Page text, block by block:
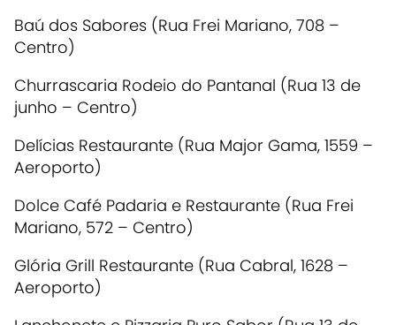
Baú dos Sabores (Rua Frei Mariano, 708 –
Centro)
Churrascaria Rodeio do Pantanal (Rua 13 de
junho – Centro)
Delícias Restaurante (Rua Major Gama, 1559 –
Aeroporto)
Dolce Café Padaria e Restaurante (Rua Frei
Mariano, 572 – Centro)
Glória Grill Restaurante (Rua Cabral, 1628 –
Aeroporto)